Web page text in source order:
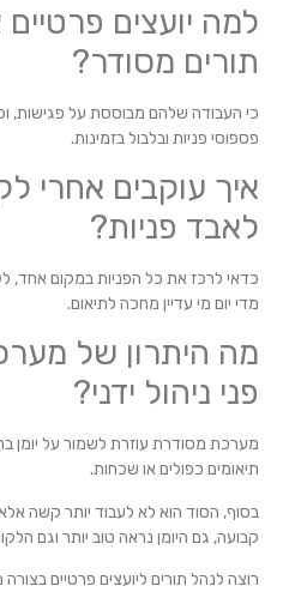
למה יועצים פרטיים
תורים מסודר?
כי העבודה שלהם מבוססת על פגישות,
פספוסי פניות ובלבול בזמינות.
איך עוקבים אחרי
לאבד פניות?
כדאי לרכז את כל הפניות במקום אחד,
מדי יום מי עדיין מחכה לתיאום.
מה היתרון של
פני ניהול ידני?
מערכת מסודרת עוזרת לשמור על יומן
תיאומים כפולים או שכחות.
בסוף, הסוד הוא לא לעבוד יותר קשה
קבועה, גם היומן נראה טוב יותר וגם